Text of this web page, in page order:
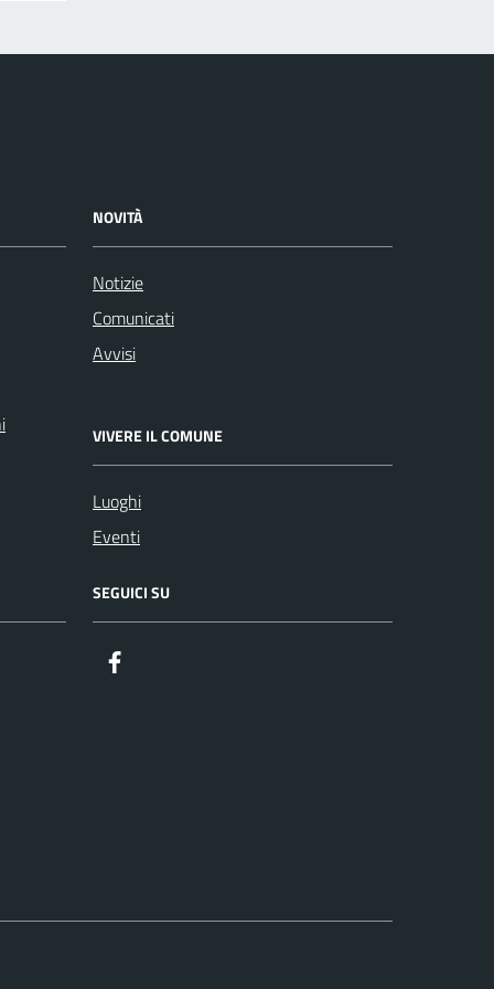
NOVITÀ
Notizie
Comunicati
Avvisi
VIVERE IL COMUNE
Luoghi
Eventi
SEGUICI SU